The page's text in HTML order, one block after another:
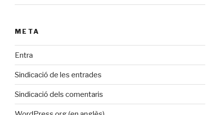
META
Entra
Sindicació de les entrades
Sindicació dels comentaris